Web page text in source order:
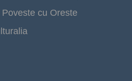
Poveste cu Oreste